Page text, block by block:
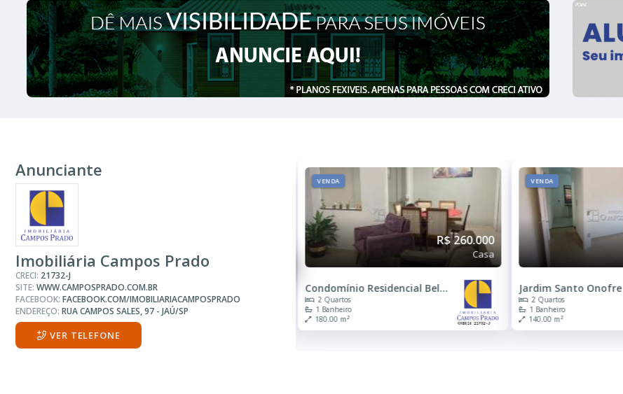
Anunciante
Imobiliária Campos Prado
CRECI: 21732-J
SITE: WWW.CAMPOSPRADO.COM.BR
FACEBOOK: FACEBOOK.COM/IMOBILIARIACAMPOSPRADO
ENDEREÇO: RUA CAMPOS SALES, 97 - JAÚ/SP
VER TELEFONE
R$ 240.000
Casa
2 Quartos
1 Banheiro
VENDA
R$ 250.000
Casa
Jardim Santo Onofre
2 Quartos
1 Banheiro
140.00 m²
VENDA
Jardim Maria Luiza Iv
2 Quartos
1 Banheiro
125.00 m²